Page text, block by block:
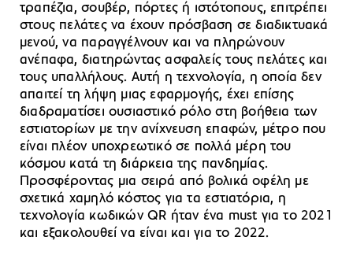
τραπέζια, σουβέρ, πόρτες ή ιστότοπους, επιτρέπει
στους πελάτες να έχουν πρόσβαση σε διαδικτυακά
μενού, να παραγγέλνουν και να πληρώνουν
ανέπαφα, διατηρώντας ασφαλείς τους πελάτες και
τους υπαλλήλους. Αυτή η τεχνολογία, η οποία δεν
απαιτεί τη λήψη μιας εφαρμογής, έχει επίσης
διαδραματίσει ουσιαστικό ρόλο στη βοήθεια των
εστιατορίων με την ανίχνευση επαφών, μέτρο που
είναι πλέον υποχρεωτικό σε πολλά μέρη του
κόσμου κατά τη διάρκεια της πανδημίας.
Προσφέροντας μια σειρά από βολικά οφέλη με
σχετικά χαμηλό κόστος για τα εστιατόρια, η
τεχνολογία κωδικών QR ήταν ένα must για το 2021
και εξακολουθεί να είναι και για το 2022.